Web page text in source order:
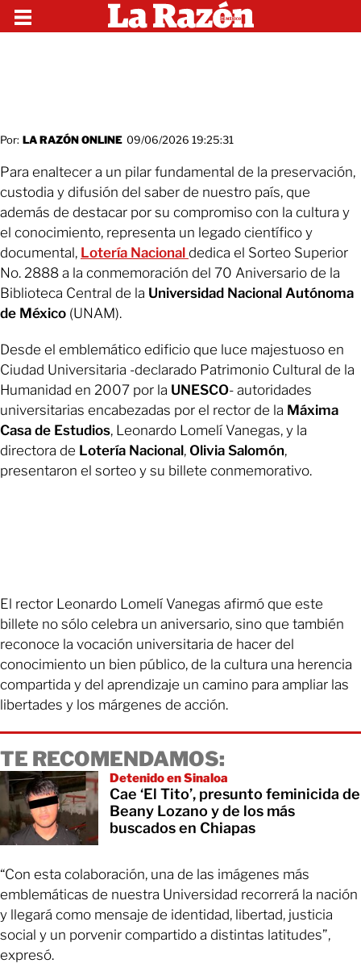
Por: LA RAZÓN ONLINE 09/06/2026 19:25:31
Para enaltecer a un pilar fundamental de la preservación,
custodia y difusión del saber de nuestro país, que
además de destacar por su compromiso con la cultura y
el conocimiento, representa un legado científico y
documental, Lotería Nacional dedica el Sorteo Superior
No. 2888 a la conmemoración del 70 Aniversario de la
Biblioteca Central de la Universidad Nacional Autónoma
de México (UNAM).
Desde el emblemático edificio que luce majestuoso en
Ciudad Universitaria -declarado Patrimonio Cultural de la
Humanidad en 2007 por la UNESCO- autoridades
universitarias encabezadas por el rector de la Máxima
Casa de Estudios, Leonardo Lomelí Vanegas, y la
directora de Lotería Nacional, Olivia Salomón,
presentaron el sorteo y su billete conmemorativo.
El rector Leonardo Lomelí Vanegas afirmó que este
billete no sólo celebra un aniversario, sino que también
reconoce la vocación universitaria de hacer del
conocimiento un bien público, de la cultura una herencia
compartida y del aprendizaje un camino para ampliar las
libertades y los márgenes de acción.
TE RECOMENDAMOS:
Detenido en Sinaloa
Cae ‘El Tito’, presunto feminicida de
Beany Lozano y de los más
buscados en Chiapas
“Con esta colaboración, una de las imágenes más
emblemáticas de nuestra Universidad recorrerá la nación
y llegará como mensaje de identidad, libertad, justicia
social y un porvenir compartido a distintas latitudes”,
expresó.